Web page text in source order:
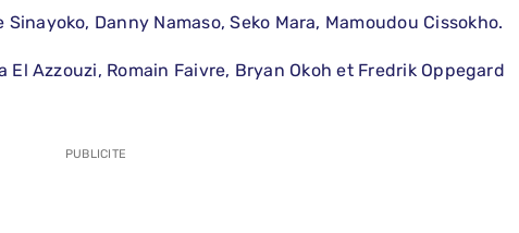
Danny Namaso, Seko Mara, Mamoudou Cissokho.
Azzouzi, Romain Faivre, Bryan Okoh et Fredrik Oppegard
PUBLICITE